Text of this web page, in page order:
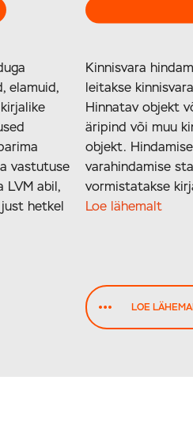
elamuid,
vastutuse
LVM abil,
hetkel
Kinnisvara
leitakse
Hinnatav objekt
äripind või muu
objekt.
varahindamise
vormistatakse
Loe lähemalt
LOE